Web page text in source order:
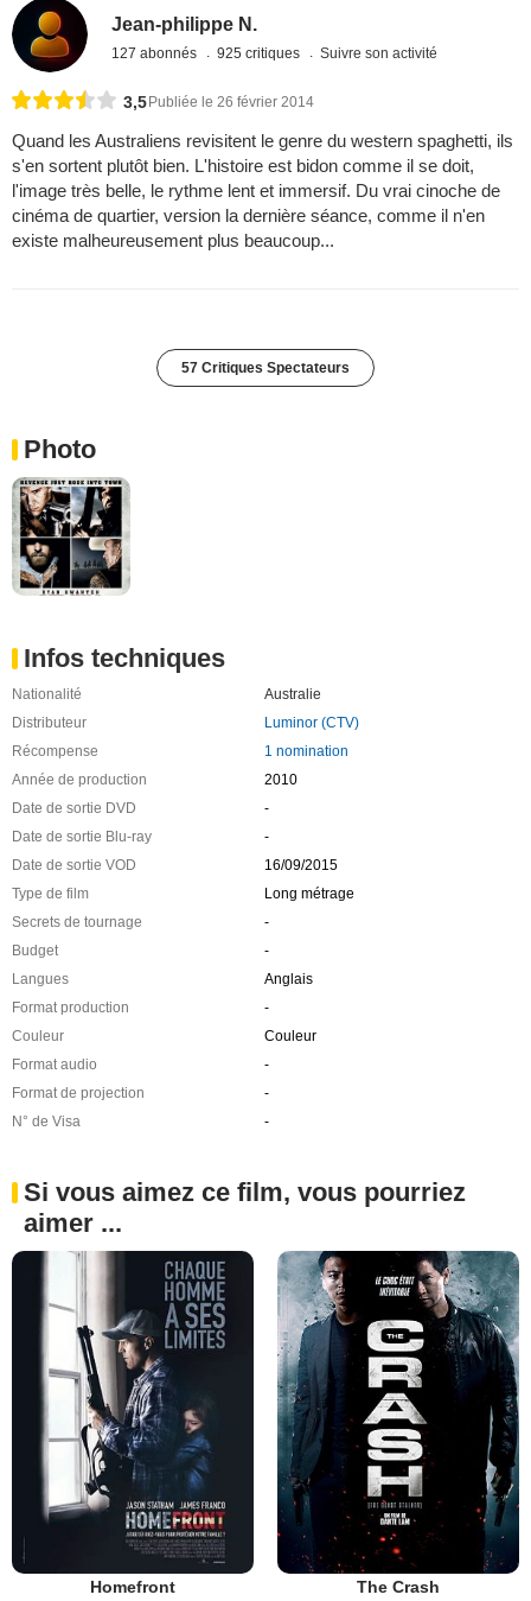
Jean-philippe N.
127 abonnés 925 critiques Suivre son activité
3,5 Publiée le 26 février 2014
Quand les Australiens revisitent le genre du western spaghetti, ils
s'en sortent plutôt bien. L'histoire est bidon comme il se doit,
l'image très belle, le rythme lent et immersif. Du vrai cinoche de
cinéma de quartier, version la dernière séance, comme il n'en
existe malheureusement plus beaucoup...
57 Critiques Spectateurs
Photo
Infos techniques
Nationalité
Australie
Distributeur
Luminor (CTV)
Récompense
1 nomination
Année de production
2010
Date de sortie DVD
-
Date de sortie Blu-ray
-
Date de sortie VOD
16/09/2015
Type de film
Long métrage
Secrets de tournage
-
Budget
-
Langues
Anglais
Format production
-
Couleur
Couleur
Format audio
-
Format de projection
-
N° de Visa
-
Si vous aimez ce film, vous pourriez
aimer ...
Homefront The Crash